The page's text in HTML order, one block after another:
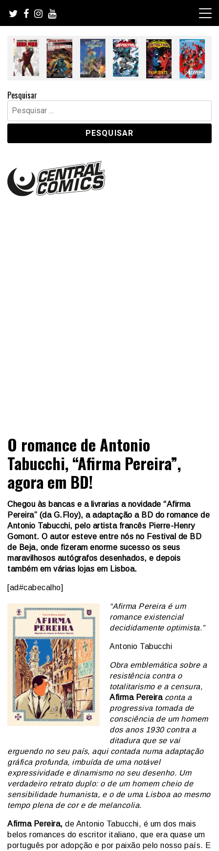
content
Pesquisar
Pesquisar
por:
Central Comics
O romance de Antonio
Tabucchi, “Afirma Pereira”,
agora em BD!
Chegou às bancas e a livrarias a novidade “Afirma
Pereira” (da G.Floy), a adaptação a BD do romance de
Antonio Tabucchi, pelo artista francês Pierre-Henry
Gomont. O autor esteve entre nós no Festival de BD
de Beja, onde fizeram enorme sucesso os seus
maravilhosos autógrafos desenhados, e depois
também em várias lojas em Lisboa.
[ad#cabecalho]
“Afirma Pereira é um
romance existencial
decididamente optimista.”
Antonio Tabucchi
Obra emblemática sobre a
resistência contra o
totalitarismo e a censura,
Afirma Pereiraconta a
progressiva tomada de
consciência de um homem
dos anos 1930 contra a
ditadura que se vai
erguendo no seu país, aqui contada numa adaptação
gráfica profunda, imbuída de uma notável
expressividade e dinamismo no seu desenho. Um
verdadeiro retrato duplo: o de um homem cheio de
sensibilidade humanista, e o de uma Lisboa ao mesmo
tempo plena de cor e de melancolia.
Afirma Pereira, de Antonio Tabucchi, é um dos mais
belos romances do escritor italiano, que era quase um
português por adopção e por paixão pelo nosso país. E